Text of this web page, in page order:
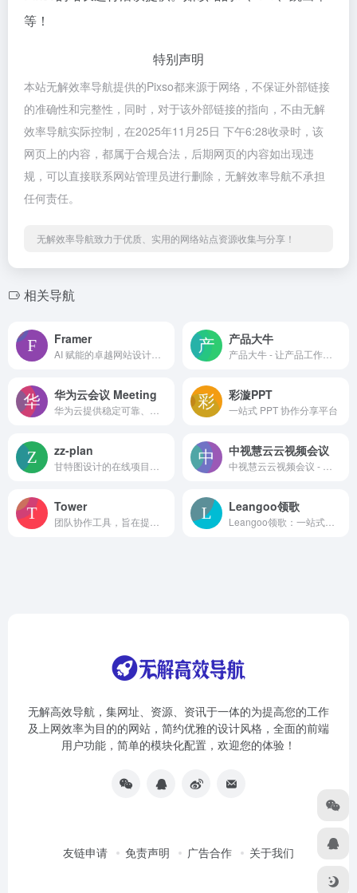
等！
特别声明
本站无解效率导航提供的Pixso都来源于网络，不保证外部链接
的准确性和完整性，同时，对于该外部链接的指向，不由无解
效率导航实际控制，在2025年11月25日 下午6:28收录时，该
网页上的内容，都属于合规合法，后期网页的内容如出现违
规，可以直接联系网站管理员进行删除，无解效率导航不承担
任何责任。
无解效率导航致力于优质、实用的网络站点资源收集与分享！
相关导航
Framer 产品大牛
华为云会议 Meeting 彩漩PPT
一站式 PPT 协作分享平台
zz-plan 中视慧云云视频会议
Tower Leangoo领歌
无解高效导航，集网址、资源、资讯于一体的为提高您的工作
及上网效率为目的的网站，简约优雅的设计风格，全面的前端
用户功能，简单的模块化配置，欢迎您的体验！
友链申请 免责声明 广告合作 关于我们